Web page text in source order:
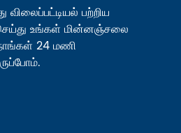
விலைப்பட்டியல் பற்றிய
உங்கள் மின்னஞ்சலை
24 மணி